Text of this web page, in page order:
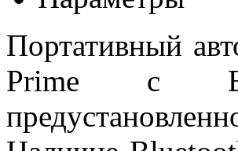
Портативный
Prime с